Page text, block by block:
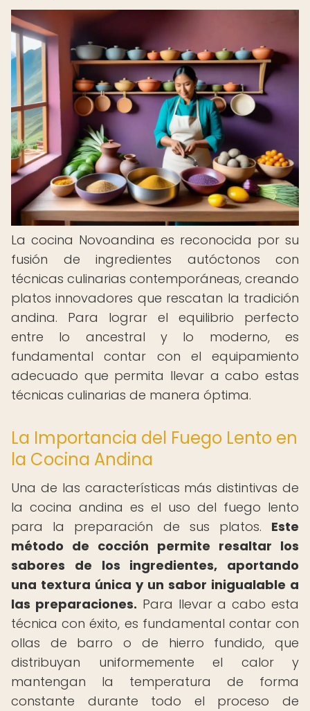
La cocina Novoandina es reconocida por su
fusión de ingredientes autóctonos con
técnicas culinarias contemporáneas, creando
platos innovadores que rescatan la tradición
andina. Para lograr el equilibrio perfecto
entre lo ancestral y lo moderno, es
fundamental contar con el equipamiento
adecuado que permita llevar a cabo estas
técnicas culinarias de manera óptima.
La Importancia del Fuego Lento en
la Cocina Andina
Una de las características más distintivas de
la cocina andina es el uso del fuego lento
para la preparación de sus platos. Este
método de cocción permite resaltar los
sabores de los ingredientes, aportando
una textura única y un sabor inigualable a
las preparaciones. Para llevar a cabo esta
técnica con éxito, es fundamental contar con
ollas de barro o de hierro fundido, que
distribuyan uniformemente el calor y
mantengan la temperatura de forma
constante durante todo el proceso de